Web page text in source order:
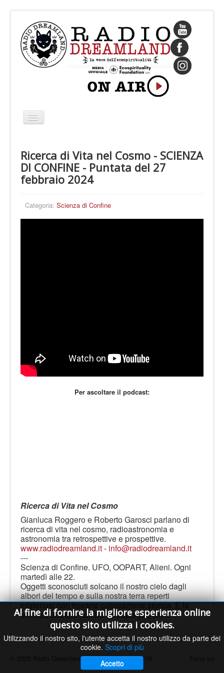
Cambia
navigazione
CHI SIAMO
IL FONDATORE
PALINSESTO
Ricerca di Vita nel Cosmo - SCIENZA
DI CONFINE - Puntata del 27
febbraio 2024
Categoria: Scienza di Confine
Per ascoltare il podcast:
Ricerca di Vita nel Cosmo
Gianluca Roggero e Roberto Garosci parlano di
ricerca di vita nel cosmo, radioastronomia e
astronomia tra retrospettive e prospettive.
www.radiodreamland.it- info@radiodreamland.it
---
Scienza di Confine. UFO, OOPART, Alieni. Ogni
martedì alle 22.
Oggetti sconosciuti solcano il nostro cielo dagli
albori del tempo e sulla nostra terra reperti
misteriosi non trovano collocazione storica. E la
scienza ufficiale non ha una spiegazione...
Al fine di fornire la migliore esperienza online
questo sito utilizza i cookies.
Utilizzando il nostro sito, l'utente accetta il nostro utilizzo da parte dei
cookie. Scopri di più
Accetto
© 2026 Radio Dreamland - Licenza SIAE n. 9119